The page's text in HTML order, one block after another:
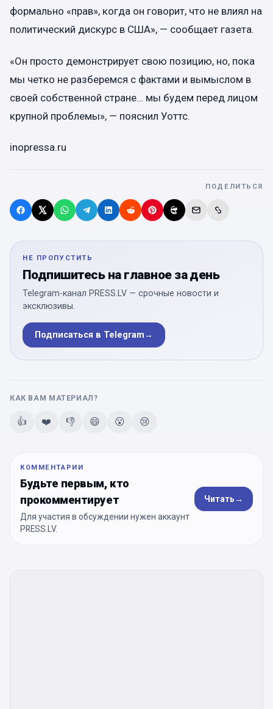
формально «прав», когда он говорит, что не влиял на
политический дискурс в США», — сообщает газета.
«Он просто демонстрирует свою позицию, но, пока
мы четко не разберемся с фактами и вымыслом в
своей собственной стране… мы будем перед лицом
крупной проблемы», — пояснил Уоттс.
inopressa.ru
ПОДЕЛИТЬСЯ
НЕ ПРОПУСТИТЬ
Подпишитесь на главное за день
Telegram-канал PRESS.LV — срочные новости и
эксклюзивы.
Подписаться в Telegram→
КАК ВАМ МАТЕРИАЛ?
👍 ❤️ 👎 😄 😮 😢
КОММЕНТАРИИ
Будьте первым, кто
прокомментирует
Для участия в обсуждении нужен аккаунт
PRESS.LV.
Читать→